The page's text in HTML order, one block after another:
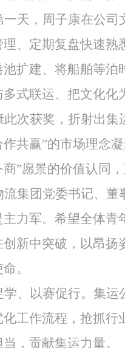
一天，周子康在公司
、定期复盘快速
池扩建、将船舶等
多式联运、把文化
此次获奖，折射出
共赢”的市场理念
”愿景的价值认同
集团 党委书记、董
力军。希望全体
创新中突破，以昂
。
学、以赛促行。集
工作流程，抢抓
，贡献集运力量。